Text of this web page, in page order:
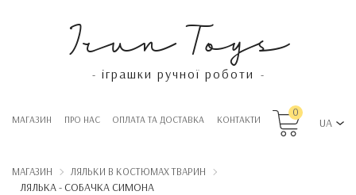
Irun Toys
- іграшки ручної роботи -
МАГАЗИН ПРО НАС OПЛАТА ТА ДОСТАВКА КОНТАКТИ
0
UA
МАГАЗИН ЛЯЛЬКИ В КОСТЮМАХ ТВАРИН
ЛЯЛЬКА - СОБАЧКА СИМОНА